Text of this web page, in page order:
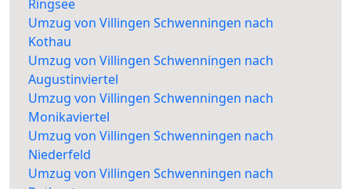
Ringsee
Umzug von Villingen Schwenningen nach
Kothau
Umzug von Villingen Schwenningen nach
Augustinviertel
Umzug von Villingen Schwenningen nach
Monikaviertel
Umzug von Villingen Schwenningen nach
Niederfeld
Umzug von Villingen Schwenningen nach